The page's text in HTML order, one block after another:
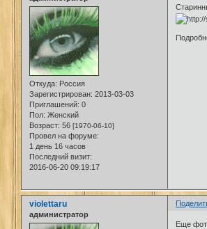
Откуда: Россия
Зарегистрирован: 2013-03-03
Приглашений: 0
Пол: Женский
Возраст: 56 [1970-06-10]
Провел на форуме:
1 день 16 часов
Последний визит:
2016-06-20 09:19:17
violettaru
администратор
Еще